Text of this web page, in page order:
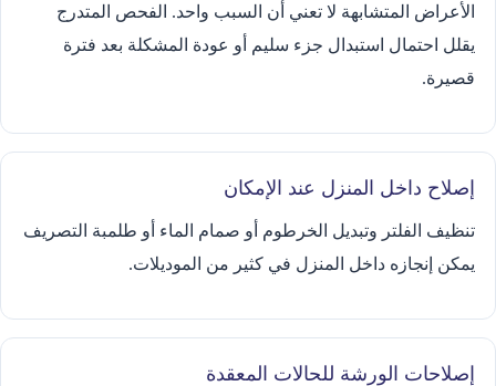
الأعراض المتشابهة لا تعني أن السبب واحد. الفحص المتدرج
يقلل احتمال استبدال جزء سليم أو عودة المشكلة بعد فترة
قصيرة.
إصلاح داخل المنزل عند الإمكان
تنظيف الفلتر وتبديل الخرطوم أو صمام الماء أو طلمبة التصريف
يمكن إنجازه داخل المنزل في كثير من الموديلات.
إصلاحات الورشة للحالات المعقدة